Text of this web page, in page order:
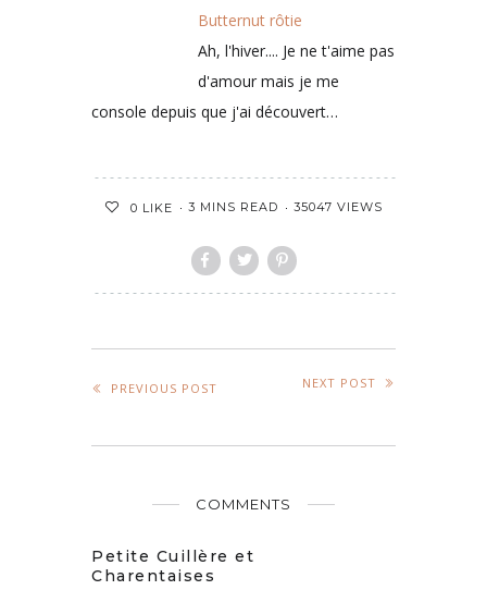
Butternut rôtie
Ah, l'hiver.... Je ne t'aime pas
console depuis que j'ai découvert…
3 MINS READ
COMMENTS